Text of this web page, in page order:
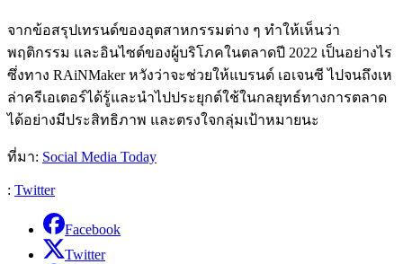
จากข้อสรุปเทรนด์ของอุตสาหกรรมต่าง ๆ ทำให้เห็นว่า
พฤติกรรม และอินไซต์ของผู้บริโภคในตลาดปี 2022 เป็นอย่างไร
ซึ่งทาง RAiNMaker หวังว่าจะช่วยให้แบรนด์ เอเจนซี ไปจนถึงเห
ล่าครีเอเตอร์ได้รู้และนำไปประยุกต์ใช้ในกลยุทธ์ทางการตลาด
ได้อย่างมีประสิทธิภาพ และตรงใจกลุ่มเป้าหมายนะ
ที่มา: Social Media Today
: Twitter
Facebook
Twitter